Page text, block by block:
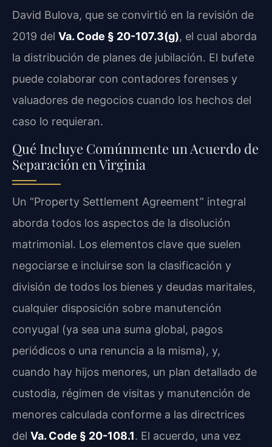
David Bulova, que se convirtió en la revisión de
2019 del Va. Code § 20-107.3(g), el cual aborda
la distribución de planes de jubilación. El bufete
puede colaborar con contadores forenses y
valuadores de negocios cuando los hechos del
caso lo requieran.
Qué Incluye Comúnmente un Acuerdo de
Separación en Virginia
Un “Property Settlement Agreement” integral
aborda todos los aspectos de la disolución
matrimonial. Los elementos clave que suelen
negociarse e incluirse son la clasificación y
división de todos los bienes y deudas maritales,
cualquier disposición sobre manutención
conyugal (ya sea una suma global, pagos
periódicos o una renuncia a la misma), y,
cuando hay hijos menores, un plan detallado de
custodia, régimen de visitas y manutención de
menores calculada conforme a las directrices
del Va. Code § 20-108.1. El acuerdo, una vez